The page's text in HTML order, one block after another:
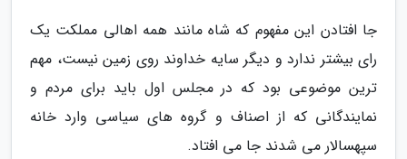
جا افتادن این مفهوم که شاه مانند همه اهالی مملکت یک
رای بیشتر ندارد و دیگر سایه خداوند روی زمین نیست، مهم
ترین موضوعی بود که در مجلس اول باید برای مردم و
نمایندگانی که از اصناف و گروه های سیاسی وارد خانه
سپهسالار می شدند جا می افتاد.